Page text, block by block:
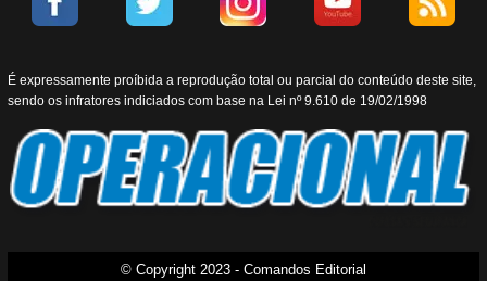
É expressamente proíbida a reprodução total ou parcial do conteúdo deste site,
sendo os infratores indiciados com base na Lei nº 9.610 de 19/02/1998
© Copyright 2023 - Comandos Editorial